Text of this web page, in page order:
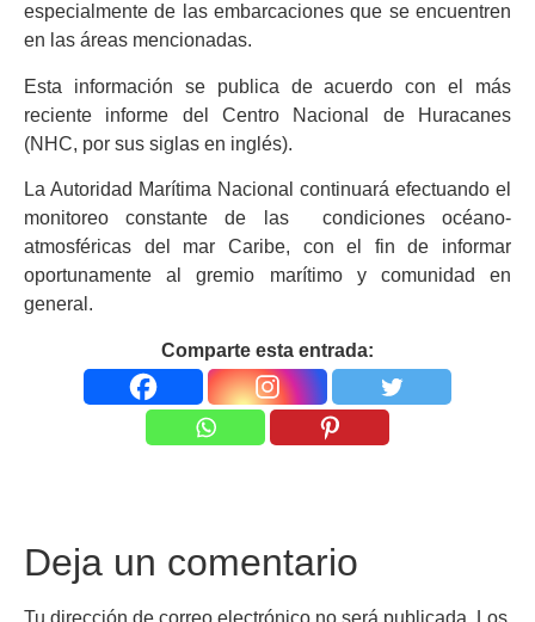
especialmente de las embarcaciones que se encuentren
en las áreas mencionadas.
Esta información se publica de acuerdo con el más
reciente informe del Centro Nacional de Huracanes
(NHC, por sus siglas en inglés).
La Autoridad Marítima Nacional continuará efectuando el
monitoreo constante de las condiciones océano-
atmosféricas del mar Caribe, con el fin de informar
oportunamente al gremio marítimo y comunidad en
general.
Comparte esta entrada:
Deja un comentario
Tu dirección de correo electrónico no será publicada. Los